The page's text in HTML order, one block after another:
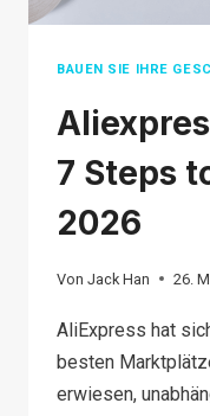
BAUEN SIE IHRE
7 Steps
2026
Von Jack Han 26.
AliExpress hat
besten
erwiesen,